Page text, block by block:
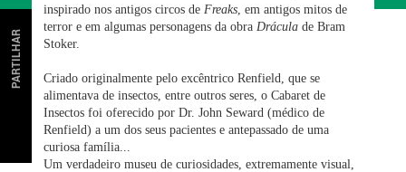
PARTILHAR
inspirado nos antigos circos de Freaks , em antigos mitos de
terror e em algumas personagens da obra Drácula de Bram
Stoker.
Criado originalmente pelo excêntrico Renfield, que se
alimentava de insectos, entre outros seres, o Cabaret de
Insectos foi oferecido por Dr. John Seward (médico de
Renfield) a um dos seus pacientes e antepassado de uma
curiosa família...
Um verdadeiro museu de curiosidades, extremamente visual,